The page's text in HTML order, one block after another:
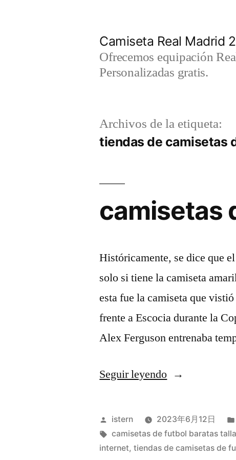
Camiseta Real Madrid
Ofrecemos equipación
Personalizadas gratis.
Archivos de la etiqueta:
tiendas de camisetas
camisetas
Históricamente, se dice que
solo si tiene la camiseta
esta fue la camiseta que
frente a Escocia durante la
Alex Ferguson entrenaba
Seguir leyendo«camisetas
futbol
2017
2018»
Publicado
por
istern 2023年6月12日
Etiquetas:
camisetas de futbol baratas
internet,tiendas de camisetas de